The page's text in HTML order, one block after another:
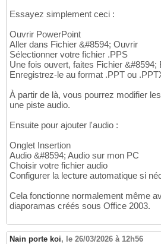
Essayez simplement ceci :
Ouvrir PowerPoint
Aller dans Fichier &#8594; Ouvrir
Sélectionner votre fichier .PPS
Une fois ouvert, faites Fichier &#8594;
Enregistrez-le au format .PPT ou
À partir de là, vous pourrez modifier
une piste audio.
Ensuite pour ajouter l'audio :
Onglet Insertion
Audio &#8594; Audio sur mon PC
Choisir votre fichier audio
Configurer la lecture automatique si
Cela fonctionne normalement même
diaporamas créés sous Office 2003.
Nain porte koi, le 26/03/2026 à 12h56